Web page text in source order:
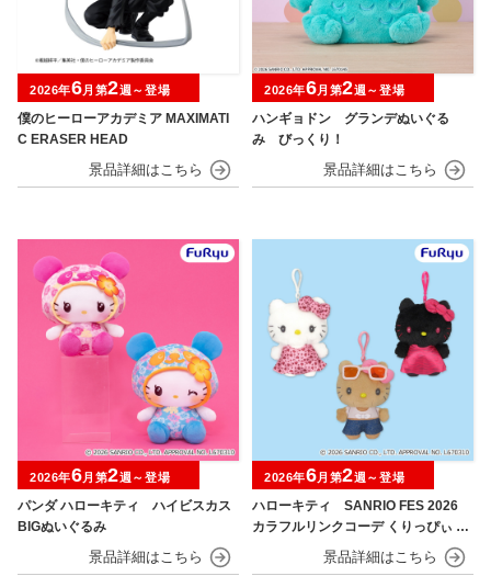
僕のヒーローアカデミア MAXIMATI
C ERASER HEAD
2026年6月第2週～登場
ハンギョドン グランデぬいぐる
み びっくり！
2026年6月第2週～登場
パンダ ハローキティ ハイビスカス
BIGぬいぐるみ
2026年6月第2週～登場
ハローキティ SANRIO FES 2026
カラフルリンクコーデ くりっぴぃ ぬ
2026年6月第2週～登場